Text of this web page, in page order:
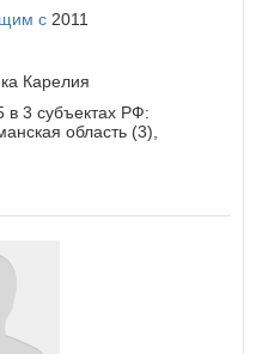
с 2011
Карелия
в 3 субъектах РФ:
область (3),